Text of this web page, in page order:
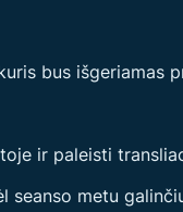
bus išgeriamas
ir paleisti
seanso metu